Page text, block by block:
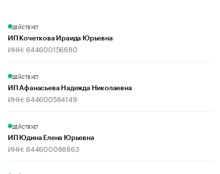
ДЕЙСТВУЕТ
ИП Кочеткова Ираида Юрьевна
ИНН: 644600156680
ДЕЙСТВУЕТ
ИП Афанасьева Надежда Николаевна
ИНН: 644600584149
ДЕЙСТВУЕТ
ИП Юдина Елена Юрьевна
ИНН: 644600088863